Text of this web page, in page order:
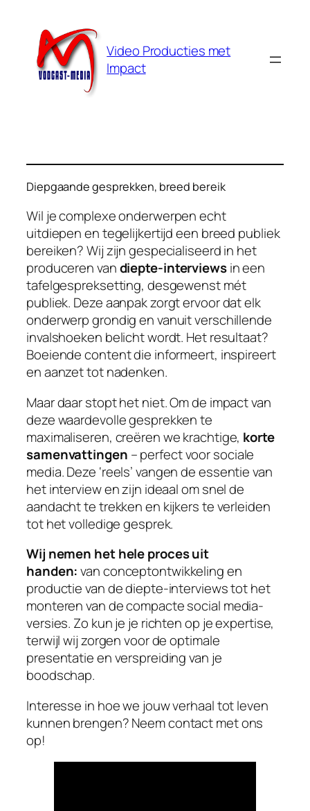
inhoud
Video Producties met
Impact
Diepgaande gesprekken, breed bereik
Wil je complexe onderwerpen echt
uitdiepen en tegelijkertijd een breed publiek
bereiken? Wij zijn gespecialiseerd in het
produceren vandiepte-interviewsin een
tafelgespreksetting, desgewenst mét
publiek. Deze aanpak zorgt ervoor dat elk
onderwerp grondig en vanuit verschillende
invalshoeken belicht wordt. Het resultaat?
Boeiende content die informeert, inspireert
en aanzet tot nadenken.
Maar daar stopt het niet. Om de impact van
deze waardevolle gesprekken te
maximaliseren, creëren we krachtige, korte
samenvattingen – perfect voor sociale
media. Deze ‘reels’ vangen de essentie van
het interview en zijn ideaal om snel de
aandacht te trekken en kijkers te verleiden
tot het volledige gesprek.
Wij nemen het hele proces uit
handen:van conceptontwikkeling en
productie van de diepte-interviews tot het
monteren van de compacte social media-
versies. Zo kun je je richten op je expertise,
terwijl wij zorgen voor de optimale
presentatie en verspreiding van je
boodschap.
Interesse in hoe we jouw verhaal tot leven
kunnen brengen? Neem contact met ons
op!